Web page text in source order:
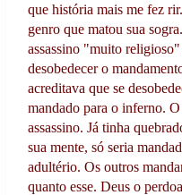
que história mais me fez
genro que matou sua
assassino "muito
desobedecer o
acreditava que se
mandado para o inferno.
assassino. Já tinha
sua mente, só seria
adultério. Os outros
quanto esse. Deus o